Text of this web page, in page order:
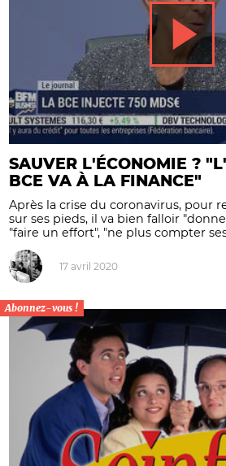
SAUVER L'ÉCONOMIE ?
BCE VA À LA FINANCE"
Après la crise du coronavirus, pour
sur ses pieds, il va bien falloir
"faire un effort", "ne plus compter
17 avril 2020
Abonnez-vous !